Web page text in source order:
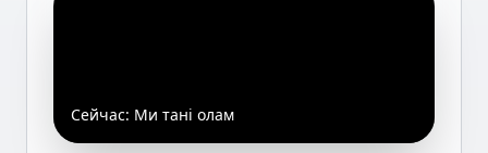
Сейчас: Ми танi олам